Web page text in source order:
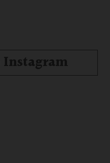
Instagram